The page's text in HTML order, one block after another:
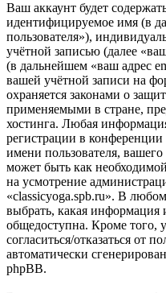
Ваш аккаунт будет
идентифицируемое имя (в
пользователя»),
учётной записью (далее
(в дальнейшем «ваш адрес
вашей учётной записи на
охраняется законами о
применяемыми в стране,
хостинга. Любая
регистрации в
имени пользователя,
может быть как
на усмотрение
«classicyoga.spb.ru». В
выбрать, какая информация
общедоступна. Кроме того,
согласиться/отказаться от
автоматически
phpBB.